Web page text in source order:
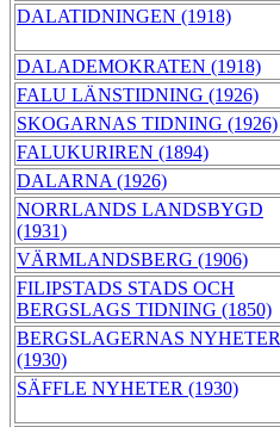
DALATIDNINGEN (1918)
DALADEMOKRATEN (1918)
FALU LÄNSTIDNING (1926)
SKOGARNAS TIDNING (1926)
FALUKURIREN (1894)
DALARNA (1926)
NORRLANDS LANDSBYGD
(1931)
VÄRMLANDSBERG (1906)
FILIPSTADS STADS OCH
BERGSLAGS TIDNING (1850)
BERGSLAGERNAS NYHETER
(1930)
SÄFFLE NYHETER (1930)